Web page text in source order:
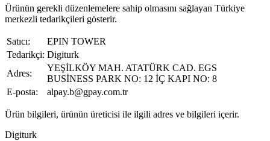
Ürünün gerekli düzenlemelere sahip olmasını sağlayan Türkiye
merkezli tedarikçileri gösterir.
Satıcı:
EPIN TOWER
Tedarikçi: Digiturk
Adres:
YEŞİLKÖY MAH. ATATÜRK CAD. EGS
BUSİNESS PARK NO: 12 İÇ KAPI NO: 8
E-posta:
alpay.b@gpay.com.tr
Ürün bilgileri, ürünün üreticisi ile ilgili adres ve bilgileri içerir.
Digiturk